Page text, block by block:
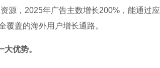
源，2025年广告主数增长200%，能通过应
覆盖的海外用户增长通路。
优势。